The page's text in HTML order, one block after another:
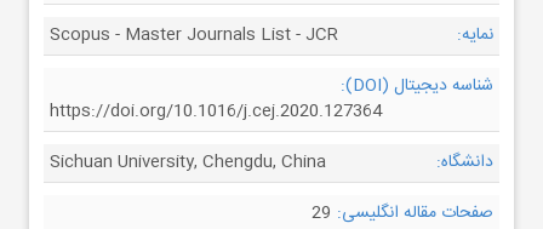
نمایه:
Scopus - Master Journals List - JCR
شناسه دیجیتال (DOI):
https://doi.org/10.1016/j.cej.2020.127364
دانشگاه:
Sichuan University, Chengdu, China
صفحات مقاله انگلیسی: 29